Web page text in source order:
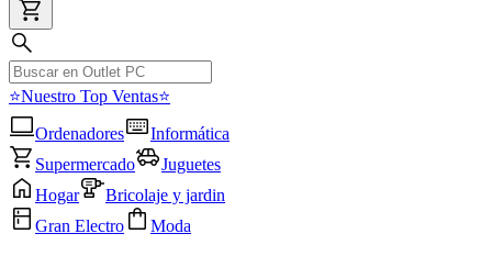
⭐Nuestro Top Ventas⭐
Ordenadores
Informática
Supermercado
Juguetes
Hogar
Bricolaje y jardin
Gran Electro
Moda